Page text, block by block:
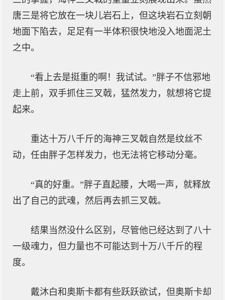
唐三是将它放在一块儿岩石上，但这块岩石立刻朝
地面下陷去，足足有一半体积很快地没入地面泥土
之中。
“看上去是挺重的啊！我试试。”胖子不信邪地
走上前，双手抓住三叉戟，猛然发力，就想将它提
起来。
重达十万八千斤的海神三叉戟自然是纹丝不
动，任由胖子怎样发力，也无法将它移动分毫。
“真的好重。”胖子直起腰，大喝一声，就释放
出了自己的武魂，然后再去抓三叉戟。
结果当然没什么区别，尽管他已经达到了八十
一级魂力，但力量也不可能达到十万八千斤的程
度。
戴沐白和奥斯卡都有些跃跃欲试，但奥斯卡却